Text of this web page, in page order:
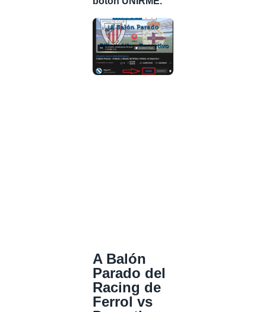
A Balón
Parado del
Racing de
Ferrol vs